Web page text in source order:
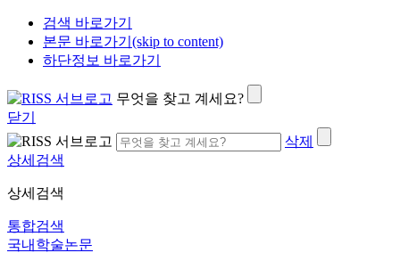
검색 바로가기
본문 바로가기(skip to content)
하단정보 바로가기
무엇을 찾고 계세요?
닫기
삭제
상세검색
상세검색
통합검색
국내학술논문